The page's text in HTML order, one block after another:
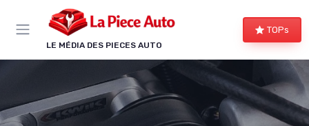
LE MÉDIA DES PIECES AUTO
TOPs
Panneau de gestion des cookies